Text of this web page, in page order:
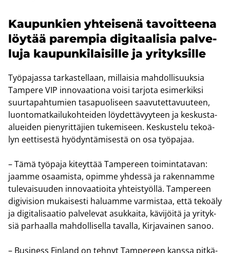
Kau­pun­kien yh­tei­se­nä ta­voit­tee­na
löy­tää pa­rem­pia di­gi­taa­li­sia pal­ve­
lu­ja kau­pun­ki­lai­sil­le ja yri­tyk­sil­le
Työ­pa­jas­sa tar­kas­tel­laan, mil­lai­sia mah­dol­li­suuk­sia
Tam­pe­re VIP in­no­vaa­tio­na voisi tar­jo­ta esi­mer­kik­si
suur­ta­pah­tu­mien tas­a­puo­li­seen saa­vu­tet­ta­vuu­teen,
luon­to­mat­kai­lu­koh­tei­den löy­det­tä­vyy­teen ja keskusta-​
alueiden pie­ny­rit­tä­jien tu­ke­mi­seen. Kes­kus­te­lu te­ko­ä­
lyn eet­ti­ses­tä hyö­dyn­tä­mi­ses­tä on osa työ­pa­jaa.
– Tämä työ­pa­ja ki­teyt­tää Tam­pe­reen toi­min­ta­ta­van:
jaam­me osaa­mis­ta, opim­me yh­des­sä ja ra­ken­nam­me
tu­le­vai­suu­den in­no­vaa­tioi­ta yh­teis­työl­lä. Tam­pe­reen
di­gi­vi­sion mu­kai­ses­ti ha­luam­me var­mis­taa, että te­ko­ä­ly
ja di­gi­ta­li­saa­tio pal­ve­le­vat asuk­kai­ta, kä­vi­jöi­tä ja yri­tyk­
siä par­haal­la mah­dol­li­sel­la ta­val­la, Kir­ja­vai­nen sanoo.
– Busi­ness Fin­land on teh­nyt Tam­pe­reen kans­sa pit­kä­